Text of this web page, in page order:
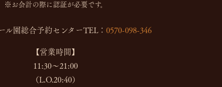
※お会計の際に認証が必要です。
ル園総合予約センターTEL： 0570-098-346
【営業時間】
11:30～21:00
（L.O.20:40）